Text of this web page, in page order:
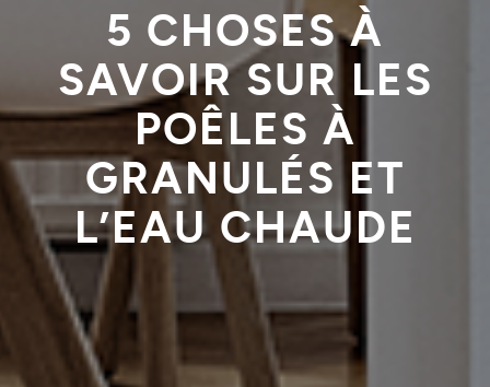
5 CHOSES À
SAVOIR SUR LES
POÊLES À
GRANULÉS ET
L’EAU CHAUDE